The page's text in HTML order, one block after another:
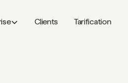
Clients Tarification